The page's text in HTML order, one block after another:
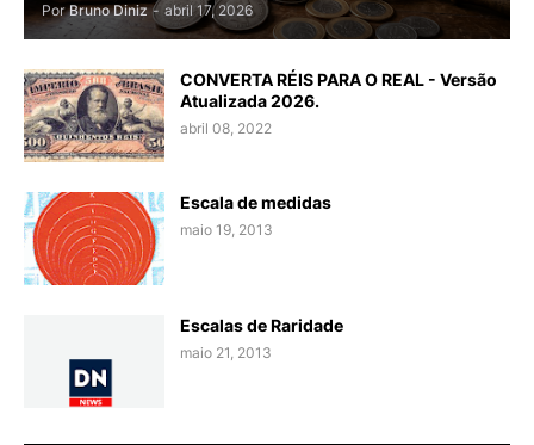
Por Bruno Diniz - abril 17, 2026
CONVERTA RÉIS PARA O REAL - Versão
Atualizada 2026.
abril 08, 2022
Escala de medidas
maio 19, 2013
Escalas de Raridade
maio 21, 2013